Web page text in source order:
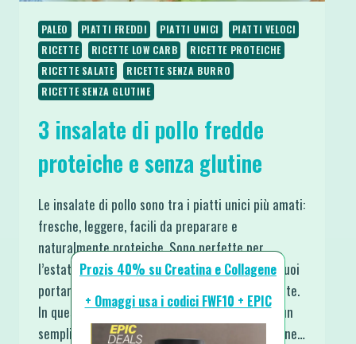
PALEO PIATTI FREDDI PIATTI UNICI
PIATTI VELOCI
RICETTE
RICETTE LOW CARB
RICETTE PROTEICHE
RICETTE SALATE
RICETTE SENZA BURRO
RICETTE SENZA GLUTINE
3 insalate di pollo fredde
proteiche e senza glutine
Le insalate di pollo sono tra i piatti unici più amati:
fresche, leggere, facili da preparare e
naturalmente proteiche. Sono perfette per
l’estate ma ideali in qualsiasi momento in cui vuoi
portare a tavola una soluzione veloce e nutriente.
In queste ricette ti mostro come trasformare un
semplice pollo in 3 varianti sfiziose, senza glutine…
Prozis 40% su Creatina e Collagene
+ Omaggi usa i codici FWF10 + EPIC